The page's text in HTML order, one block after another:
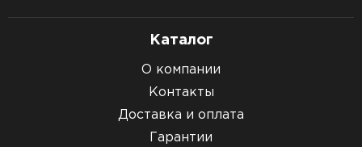
Каталог
О компании
Контакты
Доставка и оплата
Гарантии